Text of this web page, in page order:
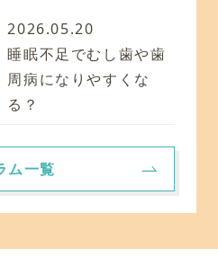
2026.05.20
睡眠不足でむし歯や歯
周病になりやすくな
る？
ム一覧